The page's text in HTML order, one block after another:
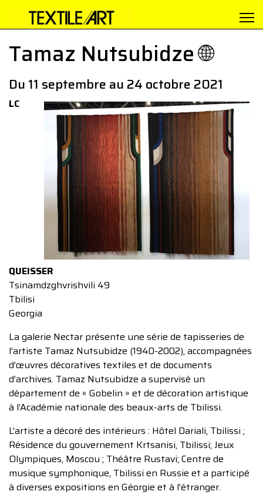
Tamaz Nutsubidze 🌐
Du 11 septembre au 24 octobre 2021
LC
QUEISSER
Tsinamdzghvrishvili 49
Tbilisi
Georgia
La galerie Nectar présente une série de tapisseries de
l’artiste Tamaz Nutsubidze (1940-2002), accompagnées
d’œuvres décoratives textiles et de documents
d’archives. Tamaz Nutsubidze a supervisé un
département de « Gobelin » et de décoration artistique
à l’Académie nationale des beaux-arts de Tbilissi.
L’artiste a décoré des intérieurs : Hôtel Dariali, Tbilissi ;
Résidence du gouvernement Krtsanisi, Tbilissi; Jeux
Olympiques, Moscou ; Théâtre Rustavi; Centre de
musique symphonique, Tbilissi en Russie et a participé
à diverses expositions en Géorgie et à l’étranger.